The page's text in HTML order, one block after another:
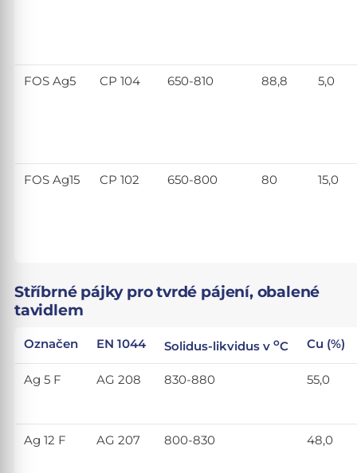
FOS Ag5 CP 104 650-810 88,8 5,0
FOS Ag15 CP 102 650-800 80 15,0
Stříbrné pájky pro tvrdé pájení, obalené
tavidlem
Označen EN 1044 Solidus-likvidus voC Cu (%)
Ag 5 F AG 208 830-880 55,0
Ag 12 F AG 207 800-830 48,0